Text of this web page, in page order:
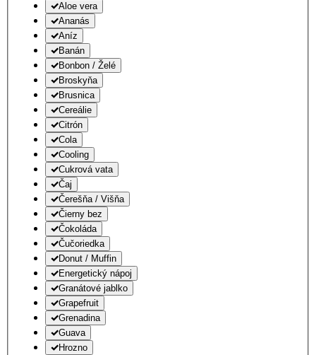
Aloe vera
Ananás
Aníz
Banán
Bonbon / Želé
Broskyňa
Brusnica
Cereálie
Citrón
Cola
Cooling
Cukrová vata
Čaj
Čerešňa / Višňa
Čierny bez
Čokoláda
Čučoriedka
Donut / Muffin
Energetický nápoj
Granátové jablko
Grapefruit
Grenadina
Guava
Hrozno